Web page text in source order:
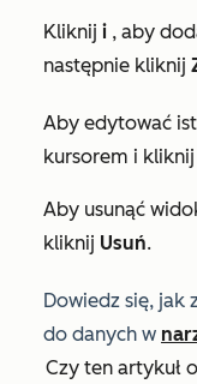
Kliknij i , aby
następnie kliknij
Aby edytować
kursorem i kliknij
Aby usunąć
kliknij Usuń.
Dowiedz się, jak
do danych w
Czy ten artykuł